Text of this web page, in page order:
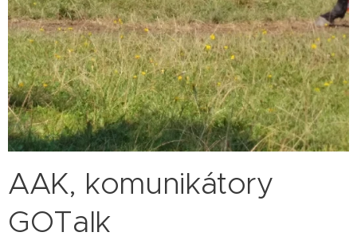
AAK, komunikátory
GOTalk